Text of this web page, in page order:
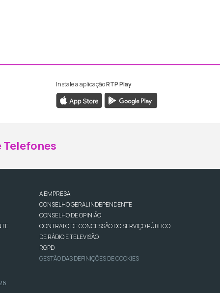
da RTP Madeira
da RTP Madeira
Instale a aplicaçãoRTP Play
Telefones
A EMPRESA
CONSELHO GERAL INDEPENDENTE
CONSELHO DE OPINIÃO
CONTRATO DE CONCESSÃO DO SERVIÇO PÚBLICO
DE RÁDIO E TELEVISÃO
RGPD
GESTÃO DAS DEFINIÇÕES DE COOKIES